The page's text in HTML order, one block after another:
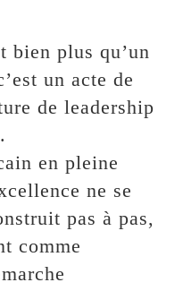
bien plus qu’un
un acte de
de leadership
en pleine
ne se
pas à pas,
comme